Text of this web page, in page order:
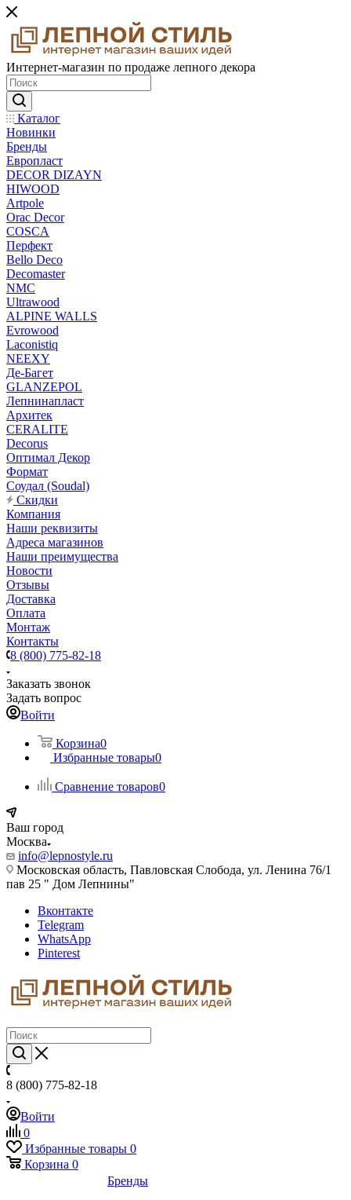
Интернет-магазин по продаже лепного декора
Каталог
Новинки
Бренды
Европласт
DECOR DIZAYN
HIWOOD
Artpole
Orac Decor
COSCA
Перфект
Bello Deco
Decomaster
NMС
Ultrawood
ALPINE WALLS
Evrowood
Laconistiq
NEEXY
Де-Багет
GLANZEPOL
Лепнинапласт
Архитек
CERALITE
Decorus
Оптимал Декор
Формат
Соудал (Soudal)
Скидки
Компания
Наши реквизиты
Адреса магазинов
Наши преимущества
Новости
Отзывы
Доставка
Оплата
Монтаж
Контакты
8 (800) 775-82-18
Заказать звонок
Задать вопрос
Войти
Корзина0
Избранные товары0
Сравнение товаров0
Ваш город
Москва
info@lepnostyle.ru
Московская область, Павловская Слобода, ул. Ленина 76/1
пав 25 " Дом Лепнины"
Вконтакте
Telegram
WhatsApp
Pinterest
8 (800) 775-82-18
Войти
0
Избранные товары 0
Корзина 0
Бренды